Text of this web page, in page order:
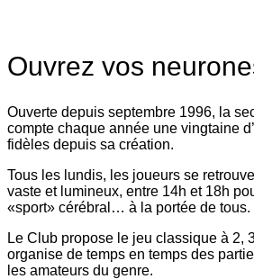
Ouvrez vos
Ouverte depuis septembre 1996, la
compte chaque année une vingtaine
fidèles depuis sa création.
Tous les lundis, les joueurs se
vaste et lumineux, entre 14h et 18h
«sport» cérébral… à la portée de tous.
Le Club propose le jeu classique à 2,
organise de temps en temps des
les amateurs du genre.